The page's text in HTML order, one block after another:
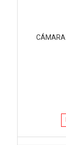
CÁMARA